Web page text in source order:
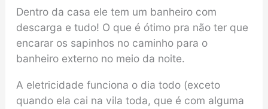
Dentro da casa ele tem um banheiro com
descarga e tudo! O que é ótimo pra não ter que
encarar os sapinhos no caminho para o
banheiro externo no meio da noite.
A eletricidade funciona o dia todo (exceto
quando ela cai na vila toda, que é com alguma